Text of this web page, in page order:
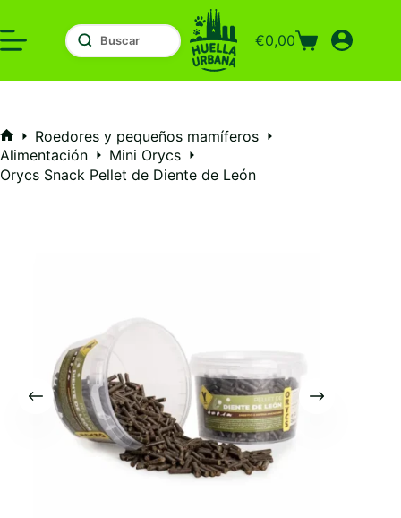
al
contenido
Carro
compra
€0,00
Inicio
Roedores y pequeños mamíferos
Alimentación
Mini Orycs
Orycs Snack Pellet de Diente de León